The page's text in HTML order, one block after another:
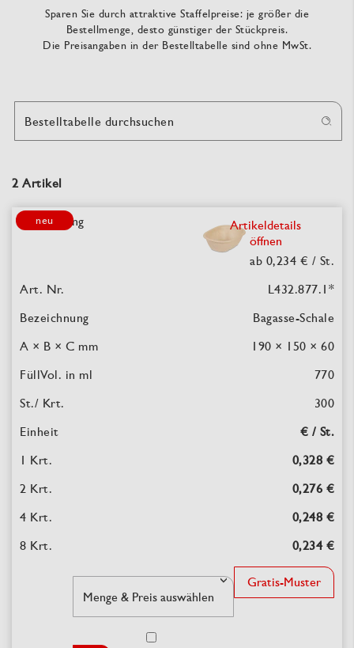
Sparen Sie durch attraktive Staffelpreise: je größer die
Bestellmenge, desto günstiger der Stückpreis.
Die Preisangaben in der Bestelltabelle sind ohne MwSt.
2 Artikel
Bestelltabelle durchsuchen
neu
Artikeldetails
öffnen
ab 0,234 € / St.
L432.877.1 *
Bagasse-Schale
190 × 150 × 60
770
300
€ / St.
0,328 €
0,276 €
0,248 €
0,234 €
Gratis-Muster